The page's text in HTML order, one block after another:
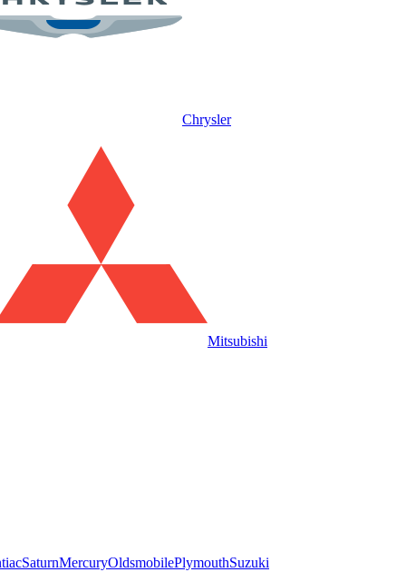
Chrysler
Mitsubishi
SaturnMercuryOldsmobilePlymouthSuzuki